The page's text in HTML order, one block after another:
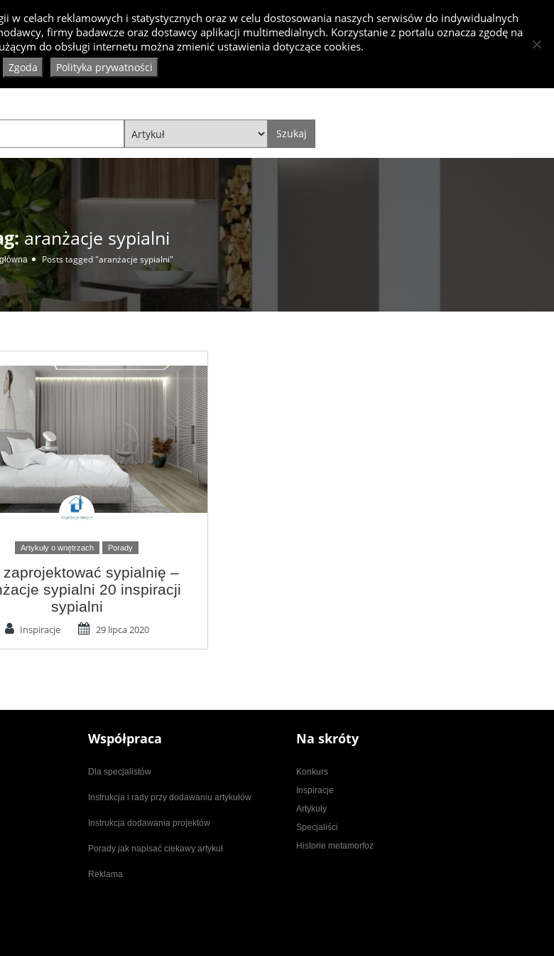
Dodaj projekt
Artykuły Produkty Specjaliści
Konkurs
aranżacje sypialni
Posts tagged "aranżacje sypialni"
Artykuły o wnętrzach Porady
zaprojektować sypialnię –
sypialni 20 inspiracji
sypialni
Inspiracje 29 lipca 2020
Współpraca
Dla specjalistów
Instrukcja i rady przy dodawaniu artykułów
Instrukcja dodawania projektów
Porady jak napisać ciekawy artykuł
Reklama
Na skróty
Konkurs
Inspiracje
Artykuły
Specjaliści
Historie metamorfoz
w celach reklamowych i statystycznych oraz w celu dostosowania naszych serwisów do indywidualnych
firmy badawcze oraz dostawcy aplikacji multimedialnych. Korzystanie z portalu oznacza zgodę na
do obsługi internetu można zmienić ustawienia dotyczące cookies.
Zgoda Polityka prywatności